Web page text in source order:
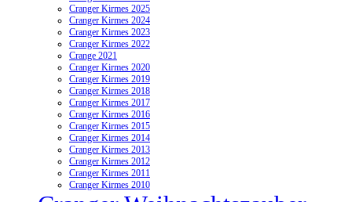
Cranger Kirmes 2025
Cranger Kirmes 2024
Cranger Kirmes 2023
Cranger Kirmes 2022
Crange 2021
Cranger Kirmes 2020
Cranger Kirmes 2019
Cranger Kirmes 2018
Cranger Kirmes 2017
Cranger Kirmes 2016
Cranger Kirmes 2015
Cranger Kirmes 2014
Cranger Kirmes 2013
Cranger Kirmes 2012
Cranger Kirmes 2011
Cranger Kirmes 2010